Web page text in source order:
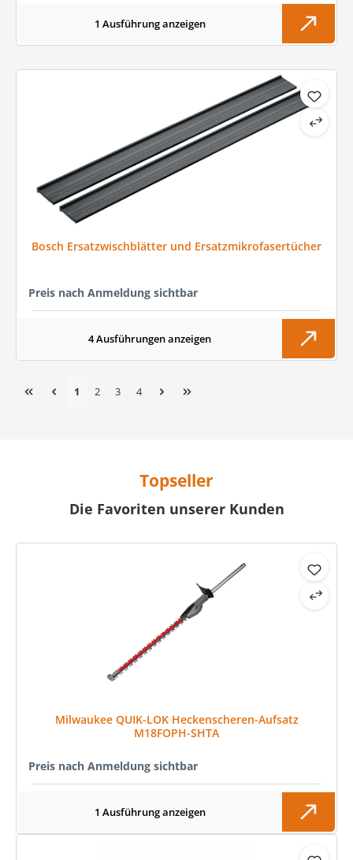
1 Ausführung anzeigen
Bosch Ersatzwischblätter und Ersatzmikrofasertücher
Preis nach Anmeldung sichtbar
4 Ausführungen anzeigen
Seite
1 Seite
2 Seite
3 Seite
4
Topseller
Die Favoriten unserer Kunden
Milwaukee QUIK-LOK Heckenscheren-Aufsatz
M18FOPH-SHTA
Preis nach Anmeldung sichtbar
1 Ausführung anzeigen